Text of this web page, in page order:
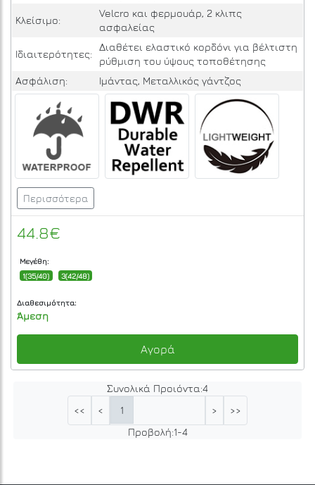
Κλείσιμο:
Velcro και φερμουάρ, 2 κλιπς
ασφαλείας
Ιδιαιτερότητες:
Διαθέτει ελαστικό κορδόνι για βέλτιστη
ρύθμιση του ύψους τοποθέτησης
Ασφάλιση:
Ιμάντας, Μεταλλικός γάντζος
Περισσότερα
44.8€
Μεγέθη:
1(35/40)
3(42/48)
Διαθεσιμότητα:
Άμεση
Αγορά
Συνολικά Προιόντα:4
<<
< 1 >
>>
Προβολή:1-4